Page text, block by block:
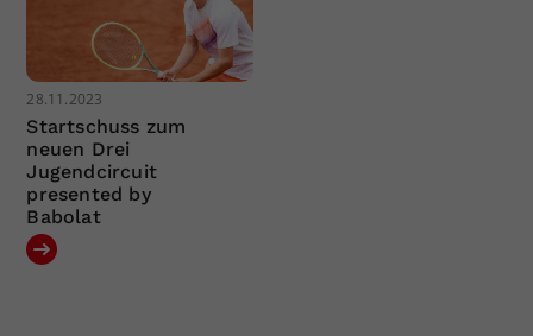
28.11.2023
Startschuss zum
neuen Drei
Jugendcircuit
presented by
Babolat